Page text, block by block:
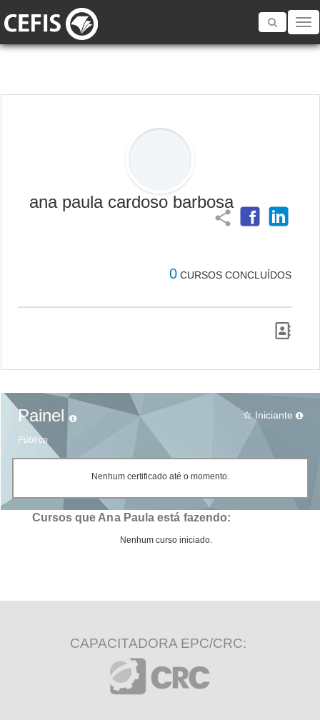
Toggle
ana paula cardoso barbosa
share
0 CURSOS CONCLUÍDOS
Painel
Público
star_border Iniciante
Nenhum certificado até o momento.
Cursos que Ana Paula está fazendo:
Nenhum curso iniciado.
CAPACITADORA EPC/CRC: